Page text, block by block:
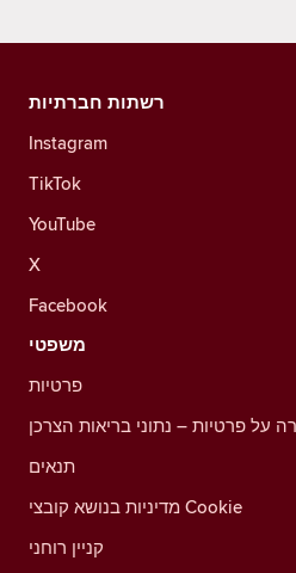
רשתות חברתיות
Instagram
TikTok
YouTube
X
Facebook
משפטי
פרטיות
על פרטיות – נתוני בריאות הצרכן
תנאים
מדיניות בנושא קובצי Cookie
קניין רוחני